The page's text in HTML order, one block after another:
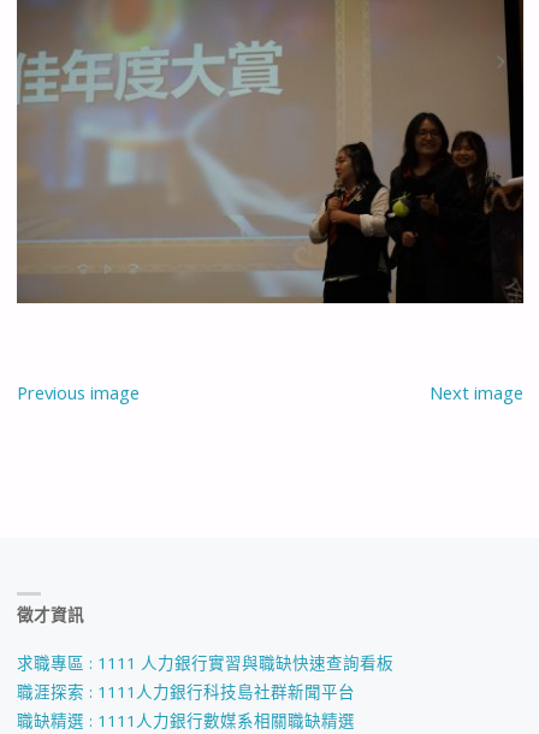
Previous image Next image
徵才資訊
求職專區 : 1111 人力銀行實習與職缺快速查詢看板
職涯探索 : 1111人力銀行科技島社群新聞平台
職缺精選 : 1111人力銀行數媒系相關職缺精選